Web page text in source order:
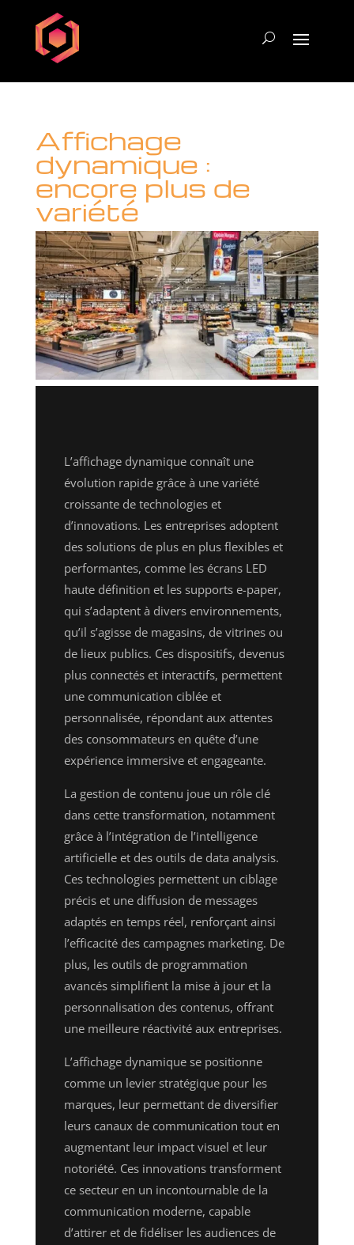
Affichage
dynamique :
encore plus de
variété
L’affichage dynamique connaît une
évolution rapide grâce à une variété
croissante de technologies et
d’innovations. Les entreprises adoptent
des solutions de plus en plus flexibles et
performantes, comme les écrans LED
haute définition et les supports e-paper,
qui s’adaptent à divers environnements,
qu’il s’agisse de magasins, de vitrines ou
de lieux publics. Ces dispositifs, devenus
plus connectés et interactifs, permettent
une communication ciblée et
personnalisée, répondant aux attentes
des consommateurs en quête d’une
expérience immersive et engageante.
La gestion de contenu joue un rôle clé
dans cette transformation, notamment
grâce à l’intégration de l’intelligence
artificielle et des outils de data analysis.
Ces technologies permettent un ciblage
précis et une diffusion de messages
adaptés en temps réel, renforçant ainsi
l’efficacité des campagnes marketing. De
plus, les outils de programmation
avancés simplifient la mise à jour et la
personnalisation des contenus, offrant
une meilleure réactivité aux entreprises.
L’affichage dynamique se positionne
comme un levier stratégique pour les
marques, leur permettant de diversifier
leurs canaux de communication tout en
augmentant leur impact visuel et leur
notoriété. Ces innovations transforment
ce secteur en un incontournable de la
communication moderne, capable
d’attirer et de fidéliser les audiences de